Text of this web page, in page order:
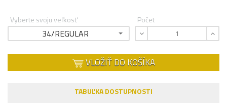
Vyberte svoju veľkosť
34/REGULAR
Počet
VLOŽIŤ DO KOŠÍKA
TABUĽKA DOSTUPNOSTI